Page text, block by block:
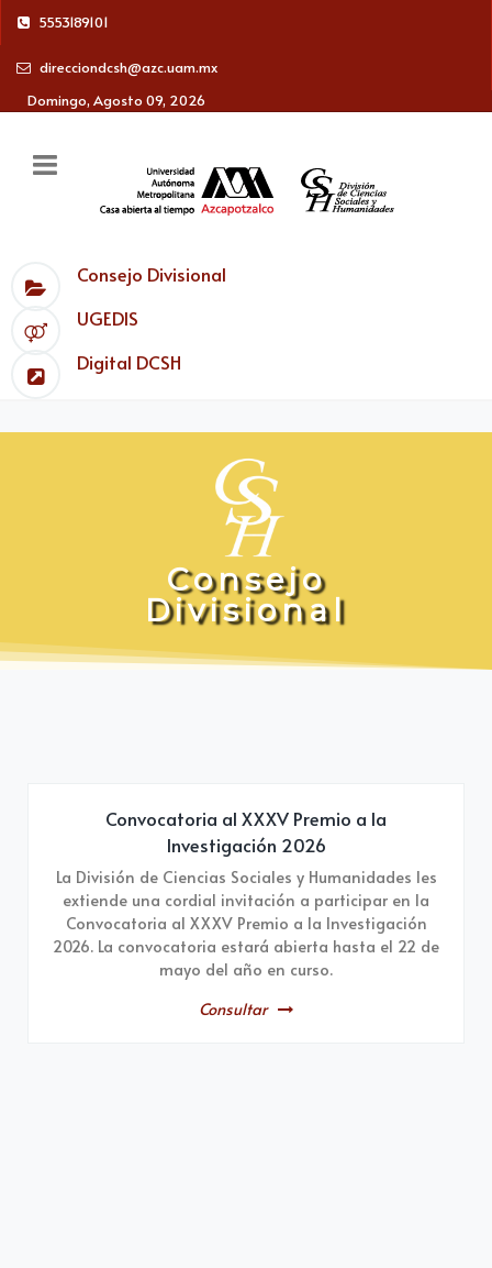
5553189101
direcciondcsh@azc.uam.mx
Domingo, Agosto 09, 2026
Consejo Divisional
UGEDIS
Digital DCSH
Consejo
Divisional
Convocatoria al XXXV Premio a la
Investigación 2026
La División de Ciencias Sociales y Humanidades les
extiende una cordial invitación a participar en la
Convocatoria al XXXV Premio a la Investigación
2026. La convocatoria estará abierta hasta el 22 de
mayo del año en curso.
Consultar